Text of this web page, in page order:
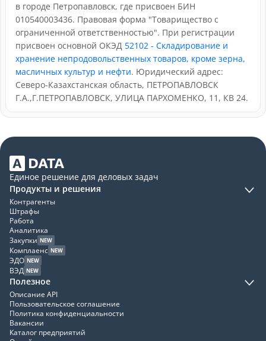
в городе Петропавловск, где присвоен БИН
010540003436. Правовая форма "Товарищество с
ограниченной ответственностью". При регистрации
присвоен основной ОКЭД 52102 - Складирование и
хранение непродовольственных товаров, кроме зерна,
масличных культур и нефти. Юридический адрес:
Северо-Казахстанская область, ПЕТРОПАВЛОВСК
Г.А.,Г.ПЕТРОПАВЛОВСК, УЛИЦА ПАРХОМЕНКО, 11, КВ 24.
Единое решение для деловых задач
Продукты и решения
Контрагенты
Штрафы
Работа
Аналитика
Закупки NEW
Комплаенс NEW
ЭДО NEW
ВЭД NEW
Полезное
Описание API
Пользовательское соглашение
Политика конфиденциальности
Вакансии
Каталог предприятий